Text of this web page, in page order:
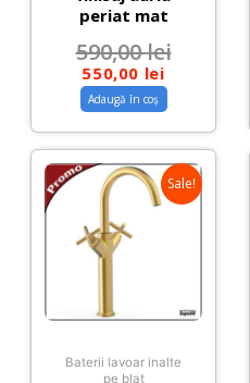
periat mat
590,00lei
550,00 lei
Adaugă în coș
Sale!
Baterii lavoar inalte
pe blat